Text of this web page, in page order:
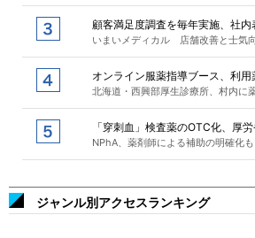
顧客満足度調査を毎年実施、社内
いまいメディカル 店舗改善と士気
オンライン服薬指導ブース、利用
北海道・西興部厚生診療所、村内に
「穿刺血」検査薬のOTC化、厚
NPhA、薬剤師による補助の明確化も
ジャンル別アクセスランキング